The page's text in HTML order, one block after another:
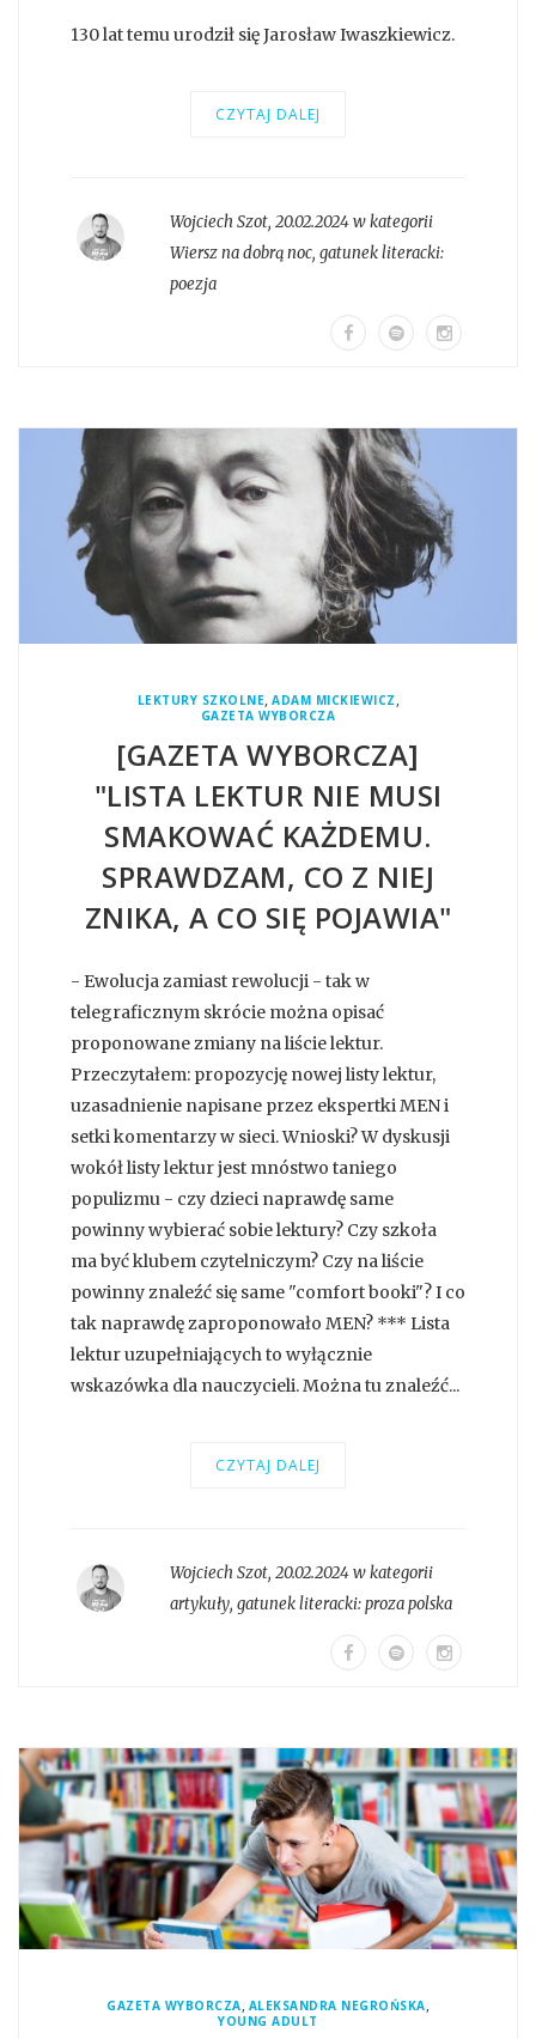
130 lat temu urodził się Jarosław Iwaszkiewicz.
CZYTAJ DALEJ
Wojciech Szot, 20.02.2024 w kategorii
Wiersz na dobrą noc, gatunek literacki:
poezja
LEKTURY SZKOLNE, ADAM MICKIEWICZ ,
GAZETA WYBORCZA
[GAZETA WYBORCZA]
"LISTA LEKTUR NIE MUSI
SMAKOWAĆ KAŻDEMU.
SPRAWDZAM, CO Z NIEJ
ZNIKA, A CO SIĘ POJAWIA"
- Ewolucja zamiast rewolucji - tak w
telegraficznym skrócie można opisać
proponowane zmiany na liście lektur.
Przeczytałem: propozycję nowej listy lektur,
uzasadnienie napisane przez ekspertki MEN i
setki komentarzy w sieci. Wnioski? W dyskusji
wokół listy lektur jest mnóstwo taniego
populizmu - czy dzieci naprawdę same
powinny wybierać sobie lektury? Czy szkoła
ma być klubem czytelniczym? Czy na liście
powinny znaleźć się same "comfort booki"? I co
tak naprawdę zaproponowało MEN? *** Lista
lektur uzupełniających to wyłącznie
wskazówka dla nauczycieli. Można tu znaleźć...
CZYTAJ DALEJ
Wojciech Szot, 20.02.2024 w kategorii
artykuły, gatunek literacki:proza polska
GAZETA WYBORCZA, ALEKSANDRA NEGROŃSKA,
YOUNG ADULT